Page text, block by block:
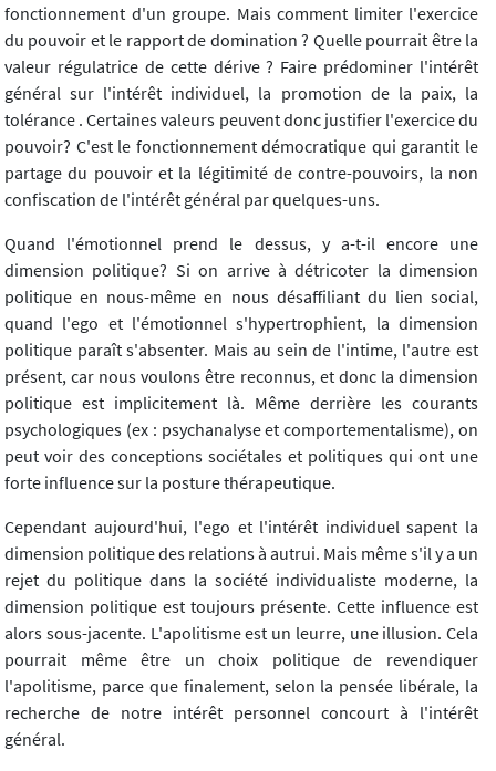
fonctionnement d'un groupe. Mais comment limiter l'exercice
du pouvoir et le rapport de domination ? Quelle pourrait être la
valeur régulatrice de cette dérive ? Faire prédominer l'intérêt
général sur l'intérêt individuel, la promotion de la paix, la
tolérance . Certaines valeurs peuvent donc justifier l'exercice du
pouvoir? C'est le fonctionnement démocratique qui garantit le
partage du pouvoir et la légitimité de contre-pouvoirs, la non
confiscation de l'intérêt général par quelques-uns.
Quand l'émotionnel prend le dessus, y a-t-il encore une
dimension politique? Si on arrive à détricoter la dimension
politique en nous-même en nous désaffiliant du lien social,
quand l'ego et l'émotionnel s'hypertrophient, la dimension
politique paraît s'absenter. Mais au sein de l'intime, l'autre est
présent, car nous voulons être reconnus, et donc la dimension
politique est implicitement là. Même derrière les courants
psychologiques (ex : psychanalyse et comportementalisme), on
peut voir des conceptions sociétales et politiques qui ont une
forte influence sur la posture thérapeutique.
Cependant aujourd'hui, l'ego et l'intérêt individuel sapent la
dimension politique des relations à autrui. Mais même s'il y a un
rejet du politique dans la société individualiste moderne, la
dimension politique est toujours présente. Cette influence est
alors sous-jacente. L'apolitisme est un leurre, une illusion. Cela
pourrait même être un choix politique de revendiquer
l'apolitisme, parce que finalement, selon la pensée libérale, la
recherche de notre intérêt personnel concourt à l'intérêt
général.